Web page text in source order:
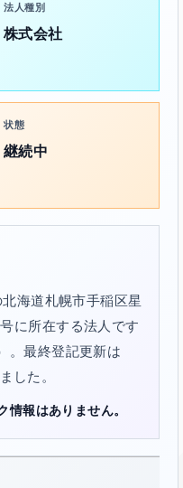
法人種別
株式会社
状態
継続中
海道札幌市手稲区星
に所在する法人です
。最終登記更新は
した。
情報はありません。